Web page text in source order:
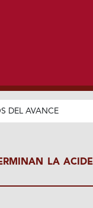
DEL AVANCE
LA